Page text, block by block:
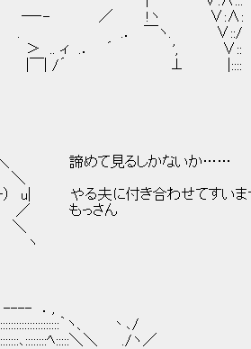
!ヽ ∨:∧:
￣ヽ. ∨::/
.． ´ ', ∨::
/´ ⊥ |::::
て見るしかないか……
＼
） u| やる夫に付き合わせてすいま
） ／ もっさん
,
｀ヽ、 丶､/
ﾍ:::::＼＼ ./ヽ／